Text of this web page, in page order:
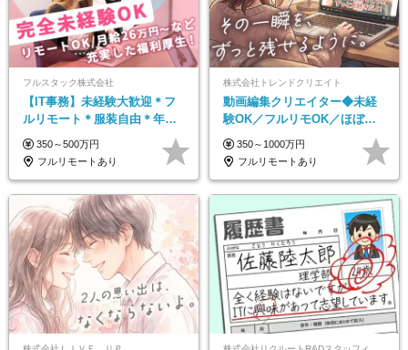
フルスタック株式会社
【IT事務】未経験大歓迎＊フ
ルリモート＊服装自由＊年休
125日以上＊残業なし＊月給26
万円以上
350～500万円
フルリモートあり
株式会社トレンドクリエイト
動画編集クリエイター◆未経
験OK／フルリモOK／ほぼ定
時帰り／年間休日125日／髪・
服・ネイル自由／副業OK
350～1000万円
フルリモートあり